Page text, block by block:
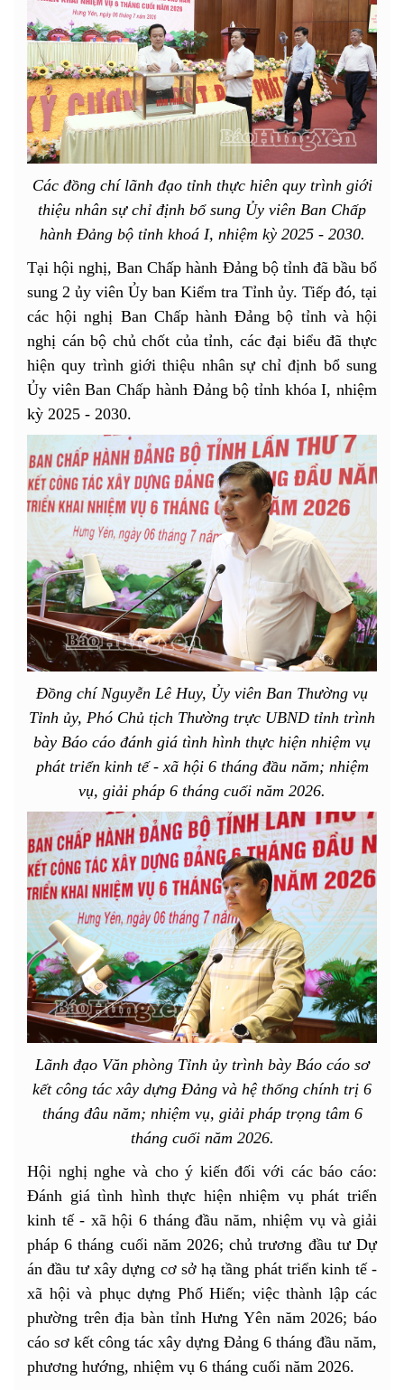
Các đồng chí lãnh đạo tỉnh thực hiên quy trình giới
thiệu nhân sự chỉ định bổ sung Ủy viên Ban Chấp
hành Đảng bộ tỉnh khoá I, nhiệm kỳ 2025 - 2030.
Tại hội nghị, Ban Chấp hành Đảng bộ tỉnh đã bầu bổ
sung 2 ủy viên Ủy ban Kiểm tra Tỉnh ủy. Tiếp đó, tại
các hội nghị Ban Chấp hành Đảng bộ tỉnh và hội
nghị cán bộ chủ chốt của tỉnh, các đại biểu đã thực
hiện quy trình giới thiệu nhân sự chỉ định bổ sung
Ủy viên Ban Chấp hành Đảng bộ tỉnh khóa I, nhiệm
kỳ 2025 - 2030.
Đồng chí Nguyễn Lê Huy, Ủy viên Ban Thường vụ
Tỉnh ủy, Phó Chủ tịch Thường trực UBND tỉnh trình
bày Báo cáo đánh giá tình hình thực hiện nhiệm vụ
phát triển kinh tế - xã hội 6 tháng đầu năm; nhiệm
vụ, giải pháp 6 tháng cuối năm 2026.
Lãnh đạo Văn phòng Tỉnh ủy trình bày Báo cáo sơ
kết công tác xây dựng Đảng và hệ thống chính trị 6
tháng đâu năm; nhiệm vụ, giải pháp trọng tâm 6
tháng cuối năm 2026.
Hội nghị nghe và cho ý kiến đối với các báo cáo:
Đánh giá tình hình thực hiện nhiệm vụ phát triển
kinh tế - xã hội 6 tháng đầu năm, nhiệm vụ và giải
pháp 6 tháng cuối năm 2026; chủ trương đầu tư Dự
án đầu tư xây dựng cơ sở hạ tầng phát triển kinh tế -
xã hội và phục dựng Phố Hiến; việc thành lập các
phường trên địa bàn tỉnh Hưng Yên năm 2026; báo
cáo sơ kết công tác xây dựng Đảng 6 tháng đầu năm,
phương hướng, nhiệm vụ 6 tháng cuối năm 2026.